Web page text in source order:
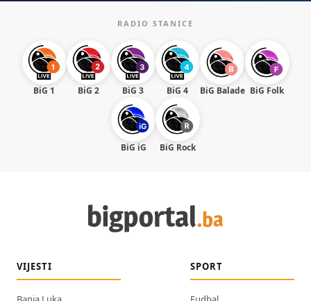
RADIO STANICE
BiG 1 BiG 2 BiG 3 BiG 4 BiG Balade BiG Folk
BiG iG BiG Rock
VIJESTI SPORT